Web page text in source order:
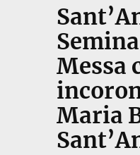
Messa
Maria